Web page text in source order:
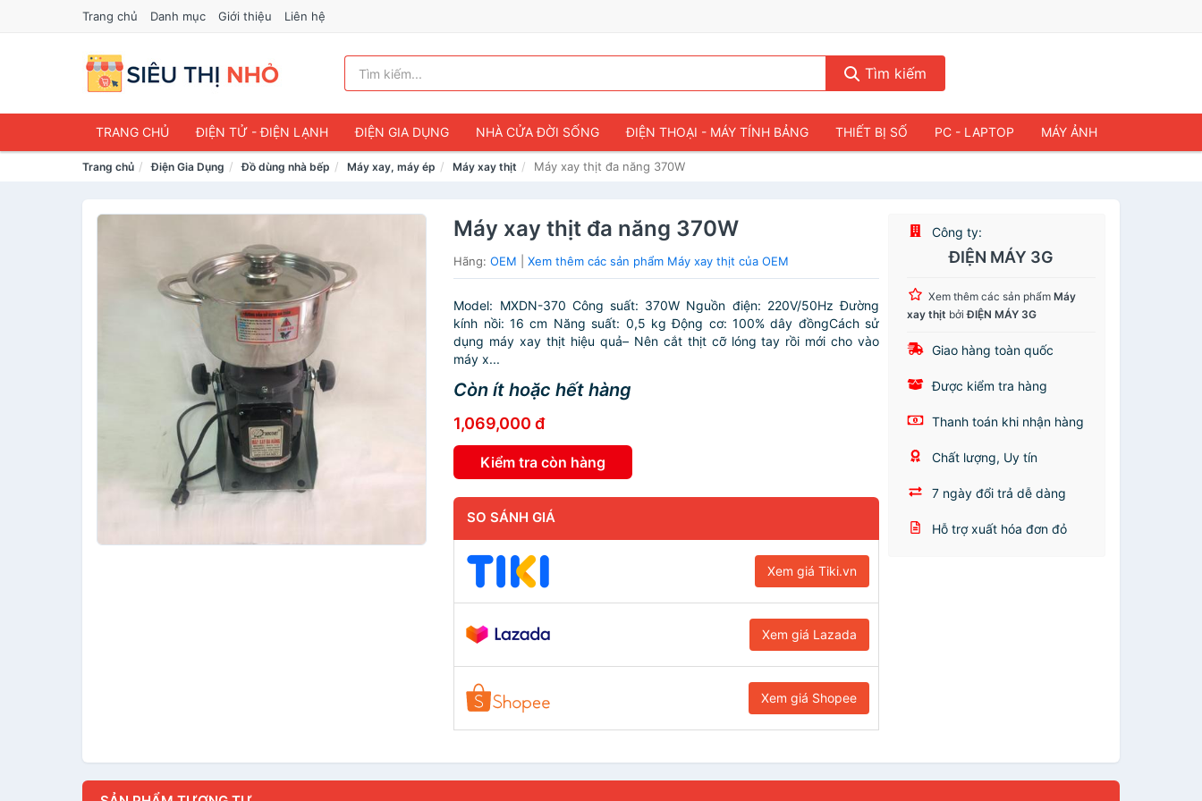
Trang chủ Danh mục Giới thiệu Liên hệ
Tìm kiếm
TRANG CHỦ ĐIỆN TỬ - ĐIỆN LẠNH ĐIỆN GIA DỤNG NHÀ CỬA ĐỜI SỐNG ĐIỆN THOẠI - MÁY TÍNH BẢNG THIẾT BỊ SỐ PC - LAPTOP MÁY ẢNH
Trang chủ Điện Gia Dụng Đồ dùng nhà bếp Máy xay, máy ép Máy xay thịt Máy xay thịt đa năng 370W
Máy xay thịt đa năng 370W
Hãng:OEM |Xem thêm các sản phẩm Máy xay thịt của OEM
Model: MXDN-370 Công suất: 370W Nguồn điện: 220V/50Hz Đường
kính nồi: 16 cm Năng suất: 0,5 kg Động cơ: 100% dây đồngCách sử
dụng máy xay thịt hiệu quả– Nên cắt thịt cỡ lóng tay rồi mới cho vào
máy x...
Còn ít hoặc hết hàng
1,069,000 đ
Kiểm tra còn hàng
SO SÁNH GIÁ
Xem giá Tiki.vn
Xem giá Lazada
Xem giá Shopee
Công ty:
ĐIỆN MÁY 3G
Xem thêm các sản phẩmMáy
xay thịt bởiĐIỆN MÁY 3G
Giao hàng toàn quốc
Được kiểm tra hàng
Thanh toán khi nhận hàng
Chất lượng, Uy tín
7 ngày đổi trả dễ dàng
Hỗ trợ xuất hóa đơn đỏ